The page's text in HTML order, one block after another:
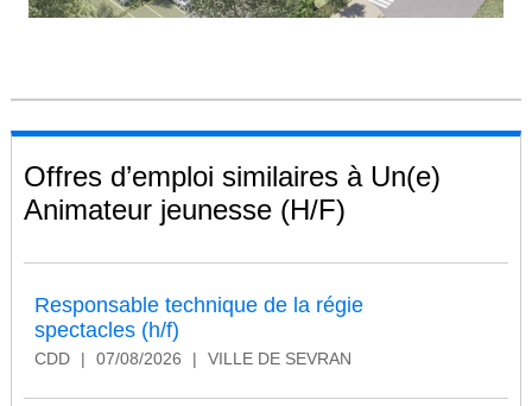
Offres d’emploi similaires à Un(e)
Animateur jeunesse (H/F)
Responsable technique de la régie
spectacles (h/f)
CDD | 07/08/2026 | VILLE DE SEVRAN